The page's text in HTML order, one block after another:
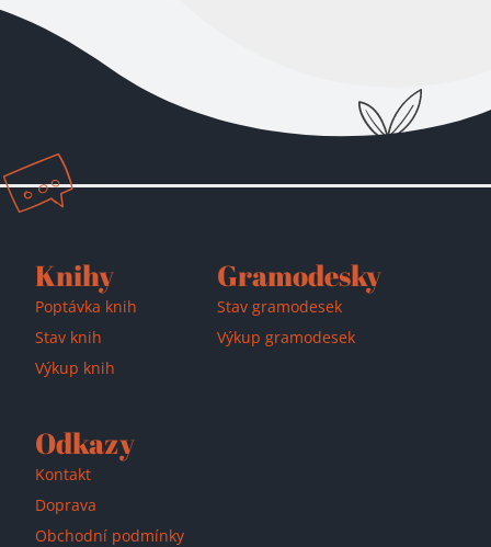
Knihy
Poptávka knih
Stav knih
Výkup knih
Gramodesky
Stav gramodesek
Výkup gramodesek
Odkazy
Kontakt
Doprava
Obchodní podmínky